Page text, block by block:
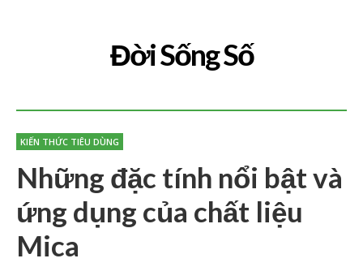
Đời Sống Số
KIẾN THỨC TIÊU DÙNG
Những đặc tính nổi bật và
ứng dụng của chất liệu
Mica